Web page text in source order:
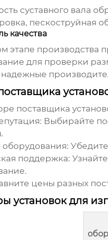
суставного вала
пескоструйная
качества
этапе производства
для проверки
поставщика
Выбирайте
оборудования:
поддержка:
цены разных
установок для